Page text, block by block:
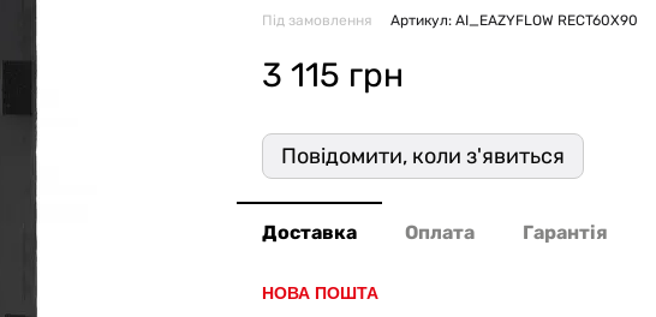
Під замовлення Артикул: AI_EAZYFLOW RECT60X90
3 115 грн
Повідомити, коли з'явиться
Доставка Оплата Гарантія
НОВА ПОШТА